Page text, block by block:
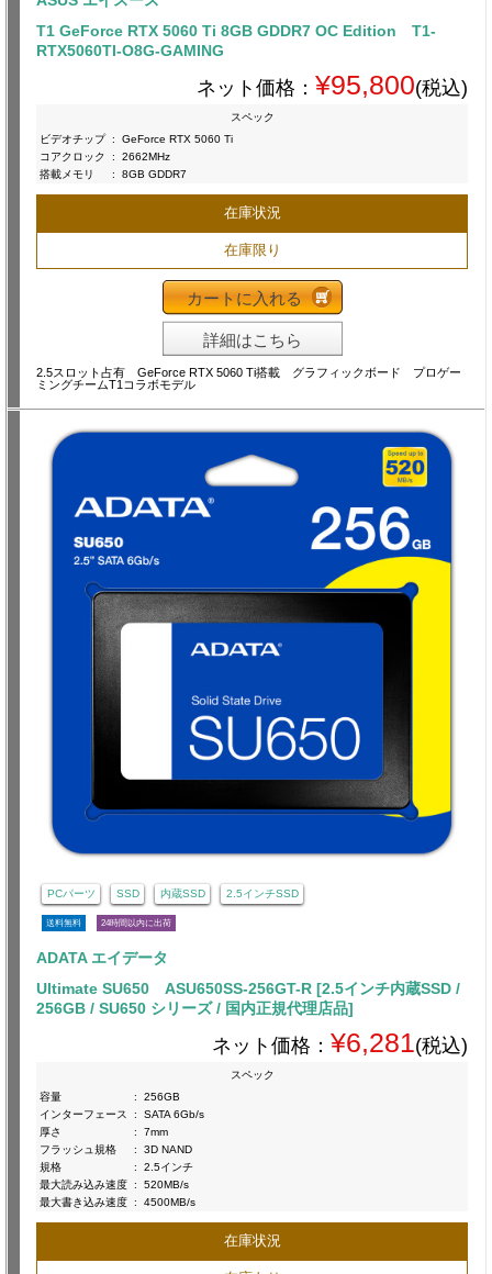
T1 GeForce RTX 5060 Ti 8GB GDDR7 OC Edition T1-
RTX5060TI-O8G-GAMING
ネット価格： ¥95,800(税込)
スペック
ビデオチップ :
GeForce RTX 5060 Ti
コアクロック
:
2662MHz
搭載メモリ
: 8GB GDDR7
在庫状況
在庫限り
カートに入れる
詳細はこちら
2.5スロット占有 GeForce RTX 5060 Ti搭載 グラフィックボード プロゲー
ミングチームT1コラボモデル
PCパーツ SSD 内蔵SSD 2.5インチSSD
送料無料 24時間以内に出荷
ADATA エイデータ
Ultimate SU650 ASU650SS-256GT-R [2.5インチ内蔵SSD /
256GB / SU650 シリーズ / 国内正規代理店品]
ネット価格： ¥6,281(税込)
スペック
容量
:
256GB
インターフェース
:
SATA 6Gb/s
厚さ
:
7mm
フラッシュ規格
:
3D NAND
規格
:
2.5インチ
最大読み込み速度 :
520MB/s
最大書き込み速度 : 4500MB/s
在庫状況